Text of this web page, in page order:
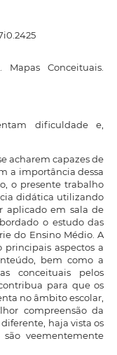
Conceituais.
dificuldade e,
acharem capazes de
a importância dessa
o presente trabalho
didática utilizando
aplicado em sala de
o estudo das
do Ensino Médio. A
aspectos a
bem como a
conceituais pelos
para que os
no âmbito escolar,
compreensão da
haja vista os
veementemente